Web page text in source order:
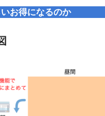
お得になるのか